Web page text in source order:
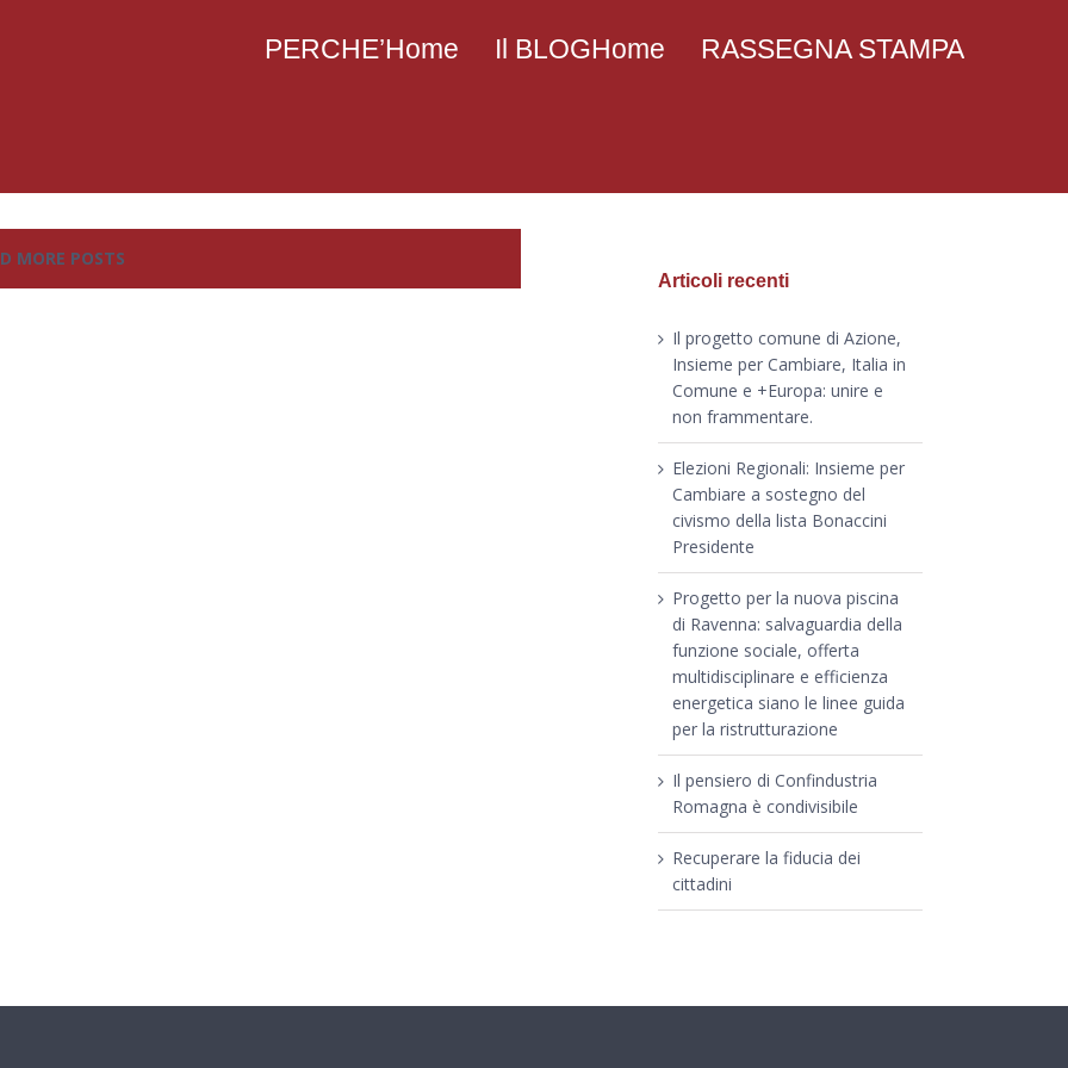
PERCHE’Home Il BLOGHome RASSEGNA STAMPA
MORE POSTS
Articoli recenti
Il progetto comune di Azione,
Insieme per Cambiare, Italia in
Comune e +Europa: unire e
non frammentare.
Elezioni Regionali: Insieme per
Cambiare a sostegno del
civismo della lista Bonaccini
Presidente
Progetto per la nuova piscina
di Ravenna: salvaguardia della
funzione sociale, offerta
multidisciplinare e efficienza
energetica siano le linee guida
per la ristrutturazione
Il pensiero di Confindustria
Romagna è condivisibile
Recuperare la fiducia dei
cittadini